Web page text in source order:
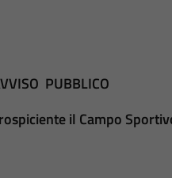
PUBBLICO
il Campo